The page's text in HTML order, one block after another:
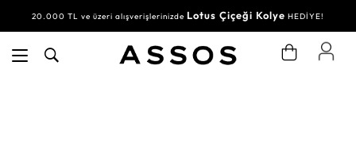
20.000 TL ve üzeri alışverişlerinizde Lotus Çiçeği Kolye HEDİYE!